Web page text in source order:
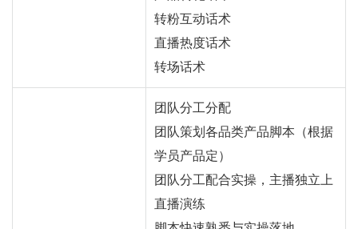
转粉互动话术
直播热度话术
转场话术
团队分工分配
团队策划各品类产品脚本（根据
学员产品定）
团队分工配合实操，主播独立上
直播演练